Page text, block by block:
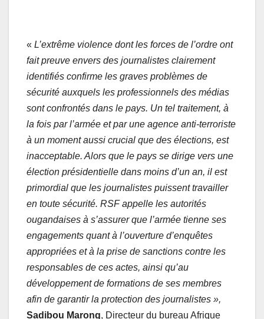
« L’extrême violence dont les forces de l’ordre ont
fait preuve envers des journalistes clairement
identifiés confirme les graves problèmes de
sécurité auxquels les professionnels des médias
sont confrontés dans le pays. Un tel traitement, à
la fois par l’armée et par une agence anti-terroriste
à un moment aussi crucial que des élections, est
inacceptable. Alors que le pays se dirige vers une
élection présidentielle dans moins d’un an, il est
primordial que les journalistes puissent travailler
en toute sécurité. RSF appelle les autorités
ougandaises à s’assurer que l’armée tienne ses
engagements quant à l’ouverture d’enquêtes
appropriées et à la prise de sanctions contre les
responsables de ces actes, ainsi qu’au
développement de formations de ses membres
afin de garantir la protection des journalistes »,
Sadibou Marong, Directeur du bureau Afrique